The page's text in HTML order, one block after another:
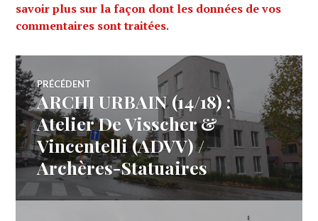
savoir plus sur la façon dont les données de vos
commentaires sont traitées.
Navigation
de
l’article
PRÉCÉDENT
Article
précédent :
ARCHI URBAIN (14/18) :
Atelier De Visscher &
Vincentelli (ADVV) /
Archères-Statuaires